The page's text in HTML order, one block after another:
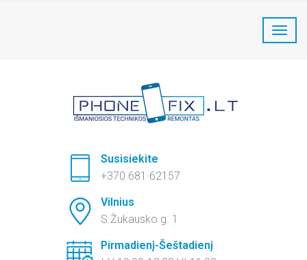
+370 681 62157
Susisiekite
+370 681 62157
Vilnius
S.Žukausko g. 1
Pirmadienį-Šeštadienį